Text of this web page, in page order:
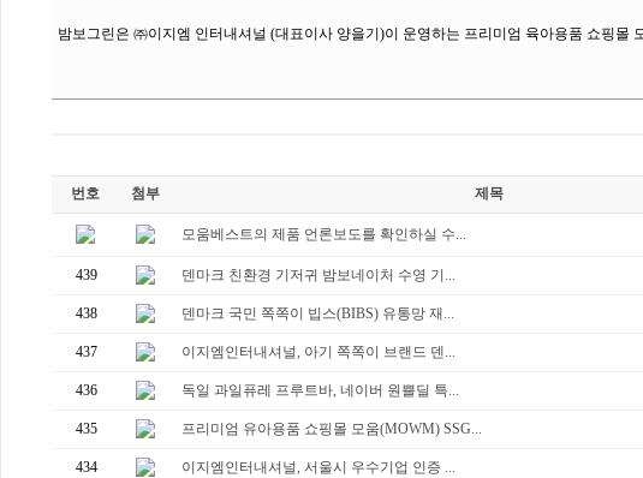
밤보그린은 ㈜이지엠 인터내셔널 (대표이사 양을기)이 운영하는 프리미엄 육아용품 쇼핑몰
번호 첨부 제목
모움베스트의 제품 언론보도를 확인하실 수...
439 덴마크 친환경 기저귀 밤보네이처 수영 기...
438 덴마크 국민 쪽쪽이 빕스(BIBS) 유통망 재...
437 이지엠인터내셔널, 아기 쪽쪽이 브랜드 덴...
436 독일 과일퓨레 프루트바, 네이버 원쁠딜 특...
435 프리미엄 유아용품 쇼핑몰 모움(MOWM) SSG...
434 이지엠인터내셔널, 서울시 우수기업 인증 ...